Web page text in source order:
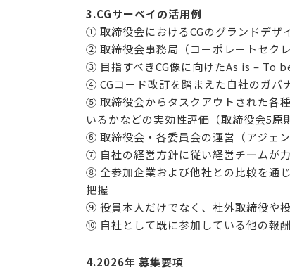
3.CGサーベイの活用例
① 取締役会におけるCGのグランドデザ
② 取締役会事務局（コーポレートセク
③ 目指すべきCG像に向けたAs is – To
④ CGコード改訂を踏まえた自社のガバ
⑤ 取締役会からタスクアウトされた各
いるかなどの実効性評価（取締役会5原
⑥ 取締役会・各委員会の運営（アジェ
⑦ 自社の経営方針に従い経営チームが
⑧ 全参加企業および他社との比較を通
把握
⑨ 役員本人だけでなく、社外取締役や
⑩ 自社として既に参加している他の報
4.2026年 募集要項